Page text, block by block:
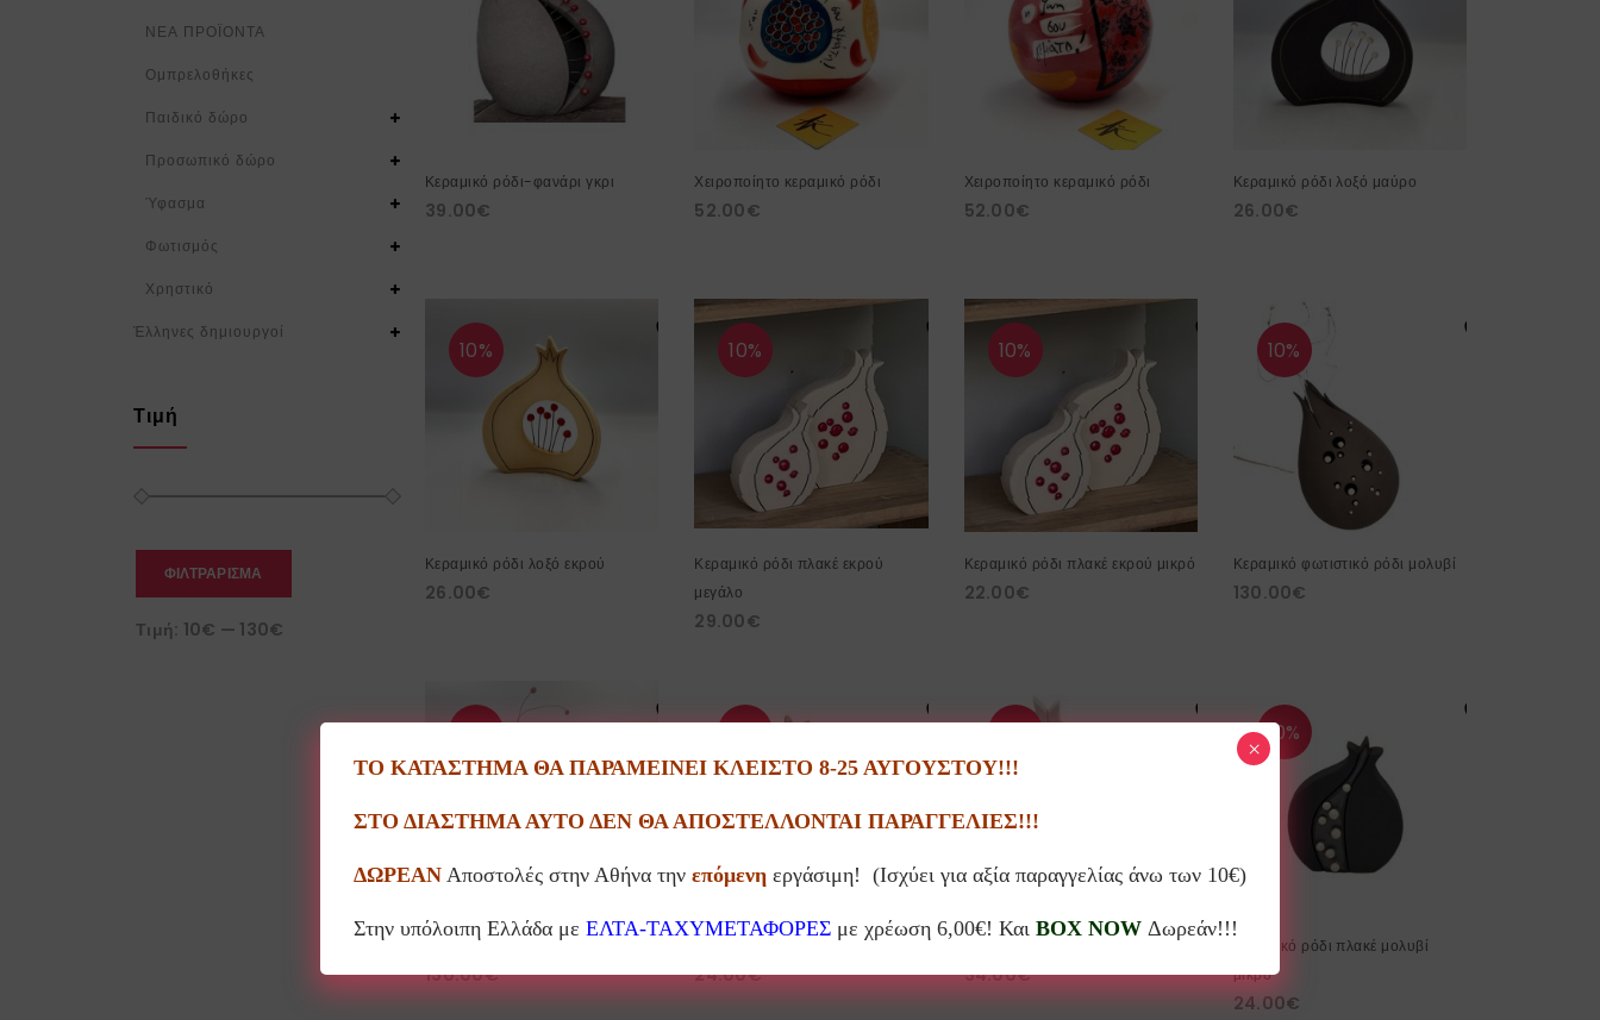
Κεραμικό ρόδι-φανάρι γκρι
39.00€
Χειροποίητο κεραμικό ρόδι
52.00€
Χειροποίητο κεραμικό ρόδι
52.00€
Κεραμικό ρόδι λοξό μαύρο
26.00€
10%
Κεραμικό ρόδι λοξό εκρού
26.00€
10%
Κεραμικό ρόδι πλακέ εκρού
μεγάλο
29.00€
10%
Κεραμικό ρόδι πλακέ εκρού μικρό
22.00€
10%
Κεραμικό φωτιστικό ρόδι μολυβί
130.00€
SOLD OUT
Κεραμικό φωτιστικό ρόδι μπεζ
130.00€
Κεραμικό ρόδι πλακέ γκρι μικρό
24.00€
Κεραμικό ρόδι πλακέ γκρι μεγάλο
34.00€
10%
Κεραμικό ρόδι πλακέ μολυβί
μικρό
24.00€
ΝΕΑ ΠΡΟΪΟΝΤΑ
Ομπρελοθήκες
Παιδικό δώρο
Προσωπικό δώρο
Ύφασμα
Φωτισμός
Χρηστικό
Έλληνες δημιουργοί
Τιμή
ΦΙΛΤΡΆΡΙΣΜΑ
Τιμή: 10€ — 130€
ΤΟ ΚΑΤΑΣΤΗΜΑ ΘΑ ΠΑΡΑΜΕΙΝΕΙ ΚΛΕΙΣΤΟ 8-25 ΑΥΓΟΥΣΤΟΥ!!!
ΣΤΟ ΔΙΑΣΤΗΜΑ ΑΥΤΟ ΔΕΝ ΘΑ ΑΠΟΣΤΕΛΛΟΝΤΑΙ ΠΑΡΑΓΓΕΛΙΕΣ!!!
ΔΩΡΕΑΝΑποστολές στην Αθήνα την επόμενηεργάσιμη! (Ισχύει για αξία παραγγελίας άνω των 10€)
Στην υπόλοιπη Ελλάδα με ΕΛΤΑ-ΤΑΧΥΜΕΤΑΦΟΡΕΣμε χρέωση 6,00€! Και BOX NOWΔωρεάν!!!
×